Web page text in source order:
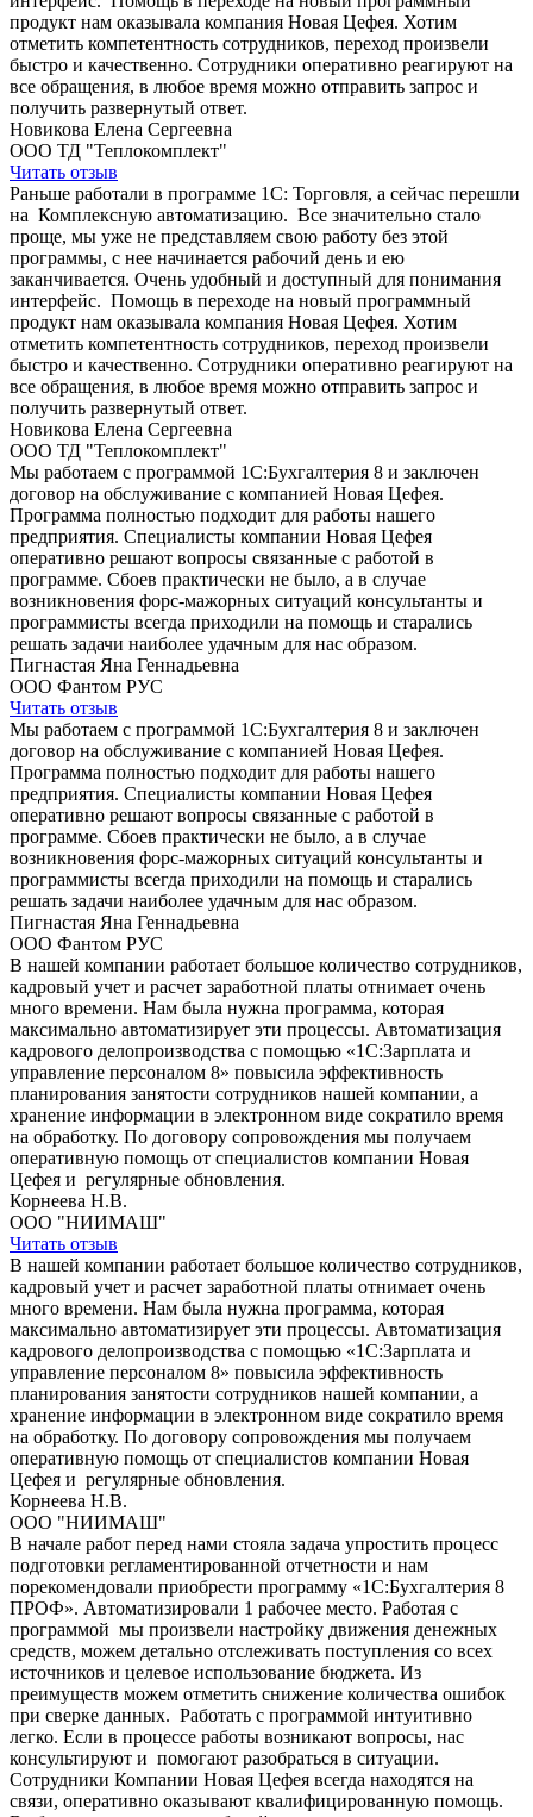
продукт нам оказывала компания Новая Цефея. Хотим
отметить компетентность сотрудников, переход произвели
быстро и качественно. Сотрудники оперативно реагируют на
все обращения, в любое время можно отправить запрос и
получить развернутый ответ.
Новикова Елена Сергеевна
ООО ТД "Теплокомплект"
Читать отзыв
Раньше работали в программе 1С: Торговля, а сейчас перешли
на Комплексную автоматизацию. Все значительно стало
проще, мы уже не представляем свою работу без этой
программы, с нее начинается рабочий день и ею
заканчивается. Очень удобный и доступный для понимания
интерфейс. Помощь в переходе на новый программный
продукт нам оказывала компания Новая Цефея. Хотим
отметить компетентность сотрудников, переход произвели
быстро и качественно. Сотрудники оперативно реагируют на
все обращения, в любое время можно отправить запрос и
получить развернутый ответ.
Новикова Елена Сергеевна
ООО ТД "Теплокомплект"
Мы работаем с программой 1С:Бухгалтерия 8 и заключен
договор на обслуживание с компанией Новая Цефея.
Программа полностью подходит для работы нашего
предприятия. Специалисты компании Новая Цефея
оперативно решают вопросы связанные с работой в
программе. Сбоев практически не было, а в случае
возникновения форс-мажорных ситуаций консультанты и
программисты всегда приходили на помощь и старались
решать задачи наиболее удачным для нас образом.
Пигнастая Яна Геннадьевна
ООО Фантом РУС
Читать отзыв
Мы работаем с программой 1С:Бухгалтерия 8 и заключен
договор на обслуживание с компанией Новая Цефея.
Программа полностью подходит для работы нашего
предприятия. Специалисты компании Новая Цефея
оперативно решают вопросы связанные с работой в
программе. Сбоев практически не было, а в случае
возникновения форс-мажорных ситуаций консультанты и
программисты всегда приходили на помощь и старались
решать задачи наиболее удачным для нас образом.
Пигнастая Яна Геннадьевна
ООО Фантом РУС
В нашей компании работает большое количество сотрудников,
кадровый учет и расчет заработной платы отнимает очень
много времени. Нам была нужна программа, которая
максимально автоматизирует эти процессы. Автоматизация
кадрового делопроизводства с помощью «1С:Зарплата и
управление персоналом 8» повысила эффективность
планирования занятости сотрудников нашей компании, а
хранение информации в электронном виде сократило время
на обработку. По договору сопровождения мы получаем
оперативную помощь от специалистов компании Новая
Цефея и регулярные обновления.
Корнеева Н.В.
ООО "НИИМАШ"
Читать отзыв
В нашей компании работает большое количество сотрудников,
кадровый учет и расчет заработной платы отнимает очень
много времени. Нам была нужна программа, которая
максимально автоматизирует эти процессы. Автоматизация
кадрового делопроизводства с помощью «1С:Зарплата и
управление персоналом 8» повысила эффективность
планирования занятости сотрудников нашей компании, а
хранение информации в электронном виде сократило время
на обработку. По договору сопровождения мы получаем
оперативную помощь от специалистов компании Новая
Цефея и регулярные обновления.
Корнеева Н.В.
ООО "НИИМАШ"
В начале работ перед нами стояла задача упростить процесс
подготовки регламентированной отчетности и нам
порекомендовали приобрести программу «1С:Бухгалтерия 8
ПРОФ». Автоматизировали 1 рабочее место. Работая с
программой мы произвели настройку движения денежных
средств, можем детально отслеживать поступления со всех
источников и целевое использование бюджета. Из
преимуществ можем отметить снижение количества ошибок
при сверке данных. Работать с программой интуитивно
легко. Если в процессе работы возникают вопросы, нас
консультируют и помогают разобраться в ситуации.
Сотрудники Компании Новая Цефея всегда находятся на
связи, оперативно оказывают квалифицированную помощь.